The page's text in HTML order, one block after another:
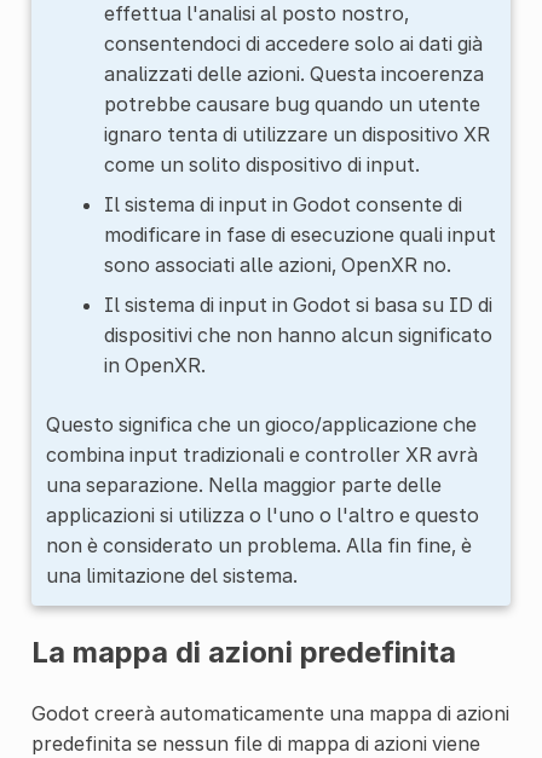
effettua l'analisi al posto nostro,
consentendoci di accedere solo ai dati già
analizzati delle azioni. Questa incoerenza
potrebbe causare bug quando un utente
ignaro tenta di utilizzare un dispositivo XR
come un solito dispositivo di input.
Il sistema di input in Godot consente di
modificare in fase di esecuzione quali input
sono associati alle azioni, OpenXR no.
Il sistema di input in Godot si basa su ID di
dispositivi che non hanno alcun significato
in OpenXR.
Questo significa che un gioco/applicazione che
combina input tradizionali e controller XR avrà
una separazione. Nella maggior parte delle
applicazioni si utilizza o l'uno o l'altro e questo
non è considerato un problema. Alla fin fine, è
una limitazione del sistema.
La mappa di azioni predefinita
Godot creerà automaticamente una mappa di azioni
predefinita se nessun file di mappa di azioni viene